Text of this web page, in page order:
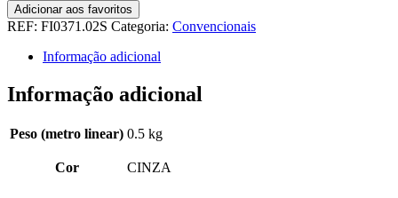
Adicionar aos favoritos
REF: FI0371.02S Categoria: Convencionais
Informação adicional
Informação adicional
Peso (metro linear) 0.5 kg
Cor CINZA